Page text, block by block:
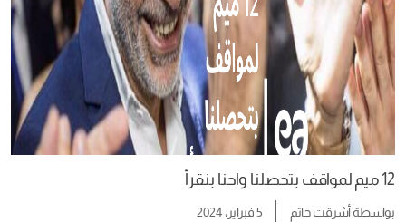
12 ميم لمواقف بتحصلنا واحنا بنقرأ
بواسطةأشرقت حاتم 5 فبراير، 2024